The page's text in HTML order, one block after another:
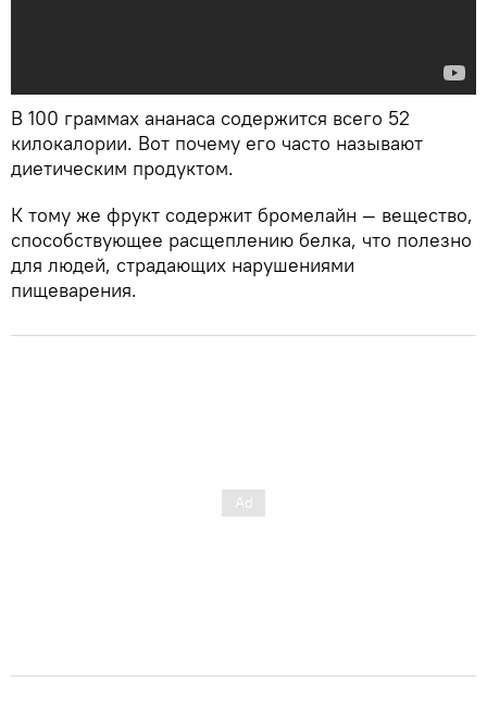
В 100 граммах ананаса содержится всего 52
килокалории. Вот почему его часто называют
диетическим продуктом.
К тому же фрукт содержит бромелайн — вещество,
способствующее расщеплению белка, что полезно
для людей, страдающих нарушениями
пищеварения.